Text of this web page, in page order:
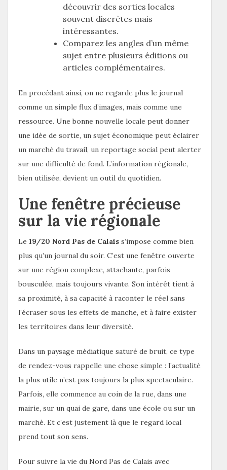
découvrir des sorties locales
souvent discrètes mais
intéressantes.
Comparez les angles d’un même
sujet entre plusieurs éditions ou
articles complémentaires.
En procédant ainsi, on ne regarde plus le journal
comme un simple flux d’images, mais comme une
ressource. Une bonne nouvelle locale peut donner
une idée de sortie, un sujet économique peut éclairer
un marché du travail, un reportage social peut alerter
sur une difficulté de fond. L’information régionale,
bien utilisée, devient un outil du quotidien.
Une fenêtre précieuse
sur la vie régionale
Le 19/20 Nord Pas de Calais s’impose comme bien
plus qu’un journal du soir. C’est une fenêtre ouverte
sur une région complexe, attachante, parfois
bousculée, mais toujours vivante. Son intérêt tient à
sa proximité, à sa capacité à raconter le réel sans
l’écraser sous les effets de manche, et à faire exister
les territoires dans leur diversité.
Dans un paysage médiatique saturé de bruit, ce type
de rendez-vous rappelle une chose simple : l’actualité
la plus utile n’est pas toujours la plus spectaculaire.
Parfois, elle commence au coin de la rue, dans une
mairie, sur un quai de gare, dans une école ou sur un
marché. Et c’est justement là que le regard local
prend tout son sens.
Pour suivre la vie du Nord Pas de Calais avec